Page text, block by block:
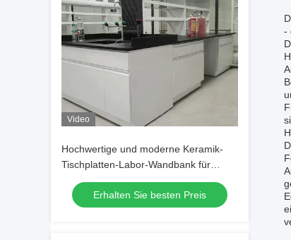
Video
Hochwertige und moderne Keramik-
Tischplatten-Labor-Wandbank für
Laborexperimente
Erhalten Sie besten Preis
-